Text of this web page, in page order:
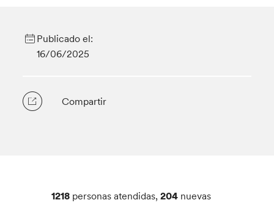
Publicado el:
16/06/2025
Compartir
1218 personas atendidas,204 nuevas